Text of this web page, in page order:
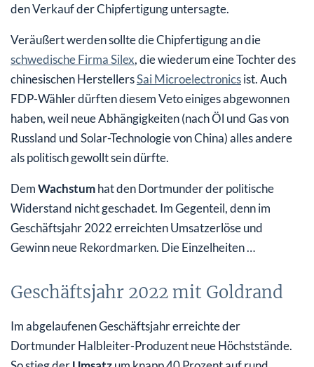
den Verkauf der Chipfertigung untersagte.
Veräußert werden sollte die Chipfertigung an die
schwedische Firma Silex, die wiederum eine Tochter des
chinesischen HerstellersSai Microelectronicsist. Auch
FDP-Wähler dürften diesem Veto einiges abgewonnen
haben, weil neue Abhängigkeiten (nach Öl und Gas von
Russland und Solar-Technologie von China) alles andere
als politisch gewollt sein dürfte.
DemWachstumhat den Dortmunder der politische
Widerstand nicht geschadet. Im Gegenteil, denn im
Geschäftsjahr 2022 erreichten Umsatzerlöse und
Gewinn neue Rekordmarken. Die Einzelheiten …
Geschäftsjahr 2022 mit Goldrand
Im abgelaufenen Geschäftsjahr erreichte der
Dortmunder Halbleiter-Produzent neue Höchststände.